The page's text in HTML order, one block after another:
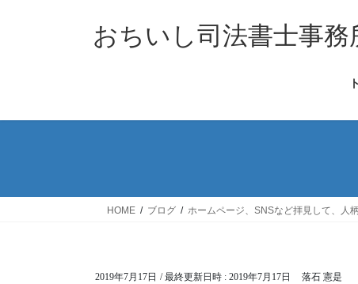
ス
ン
おちいし司法書士事務
HOME ブログ ホームページ、SNSなど拝見して、人
2019年7月17日 / 最終更新日時 : 2019年7月17日 落石 憲是